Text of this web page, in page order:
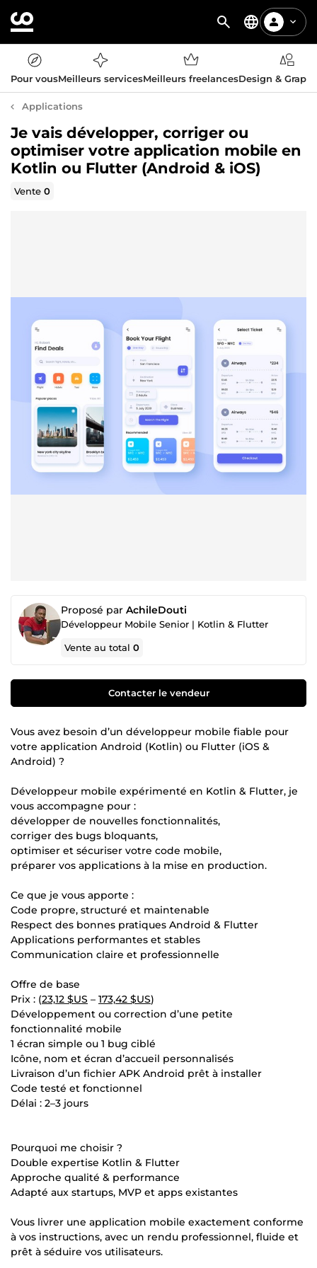
Pour vousMeilleurs servicesMeilleurs freelancesDesign &
Applications
Je vais développer, corriger ou
optimiser votre application mobile en
Kotlin ou Flutter (Android & iOS)
Vente0
Proposé par AchileDouti
Développeur Mobile Senior | Kotlin & Flutter
Vente au total0
Contacter le vendeur
Vous avez besoin d’un développeur mobile fiable pour
votre application Android (Kotlin) ou Flutter (iOS &
Android) ?
Développeur mobile expérimenté en Kotlin & Flutter, je
vous accompagne pour :
développer de nouvelles fonctionnalités,
corriger des bugs bloquants,
optimiser et sécuriser votre code mobile,
préparer vos applications à la mise en production.
Ce que je vous apporte :
Code propre, structuré et maintenable
Respect des bonnes pratiques Android & Flutter
Applications performantes et stables
Communication claire et professionnelle
Offre de base
Prix : (23,12 $US – 173,42 $US)
Développement ou correction d’une petite
fonctionnalité mobile
1 écran simple ou 1 bug ciblé
Icône, nom et écran d’accueil personnalisés
Livraison d’un fichier APK Android prêt à installer
Code testé et fonctionnel
Délai : 2–3 jours
Pourquoi me choisir ?
Double expertise Kotlin & Flutter
Approche qualité & performance
Adapté aux startups, MVP et apps existantes
Vous livrer une application mobile exactement conforme
à vos instructions, avec un rendu professionnel, fluide et
prêt à séduire vos utilisateurs.